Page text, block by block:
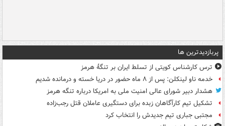
پربازدیدترین ها
ترس کارشناس کویتی از تسلط ایران بر تنگۀ هرمز
خدمه ناو لینکلن: پس از ۸ ماه حضور در دریا خسته و درمانده‌ شدیم
هشدار دبیر شورای عالی امنیت ملی به امریکا درباره تنگه هرمز
تشکیل تیم کارآگاهان زبده برای دستگیری عاملان قتل رجب‌زاده
مجتبی جباری تیم جدیدش را انتخاب کرد